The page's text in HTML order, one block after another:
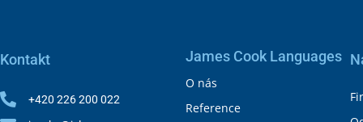
Kontakt
+420 226 200 022
James Cook Languages
O nás
Reference